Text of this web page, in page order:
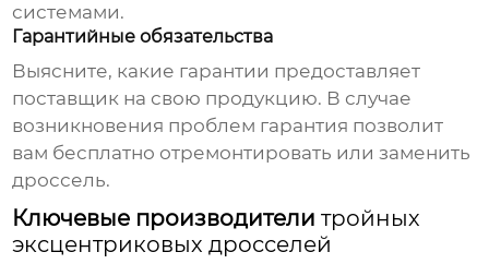
системами.
Гарантийные обязательства
Выясните, какие гарантии предоставляет
поставщик на свою продукцию. В случае
возникновения проблем гарантия позволит
вам бесплатно отремонтировать или заменить
дроссель.
Ключевые производителитройных
эксцентриковых дросселей